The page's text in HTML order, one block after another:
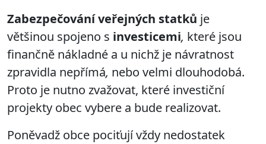
Zabezpečování veřejných statků je
většinou spojeno s investicemi, které jsou
finančně nákladné a u nichž je návratnost
zpravidla nepřímá, nebo velmi dlouhodobá.
Proto je nutno zvažovat, které investiční
projekty obec vybere a bude realizovat.
Poněvadž obce pociťují vždy nedostatek